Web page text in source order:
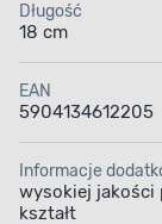
Długość
18 cm
EAN
5904134612205
Informacje
wysokiej jakości
kształt